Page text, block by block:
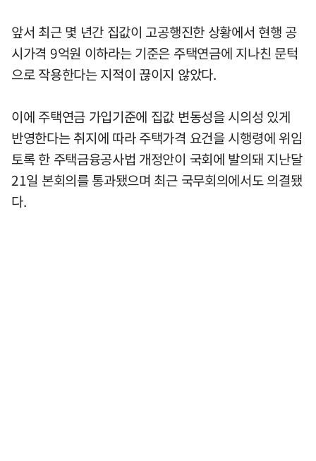
앞서 최근 몇 년간 집값이 고공행진한 상황에서 현행 공
시가격 9억원 이하라는 기준은 주택연금에 지나친 문턱
으로 작용한다는 지적이 끊이지 않았다.
이에 주택연금 가입기준에 집값 변동성을 시의성 있게
반영한다는 취지에 따라 주택가격 요건을 시행령에 위임
토록 한 주택금융공사법 개정안이 국회에 발의돼 지난달
21일 본회의를 통과됐으며 최근 국무회의에서도 의결됐
다.